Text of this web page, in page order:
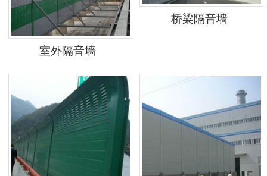
室外隔音墙
桥梁隔音墙